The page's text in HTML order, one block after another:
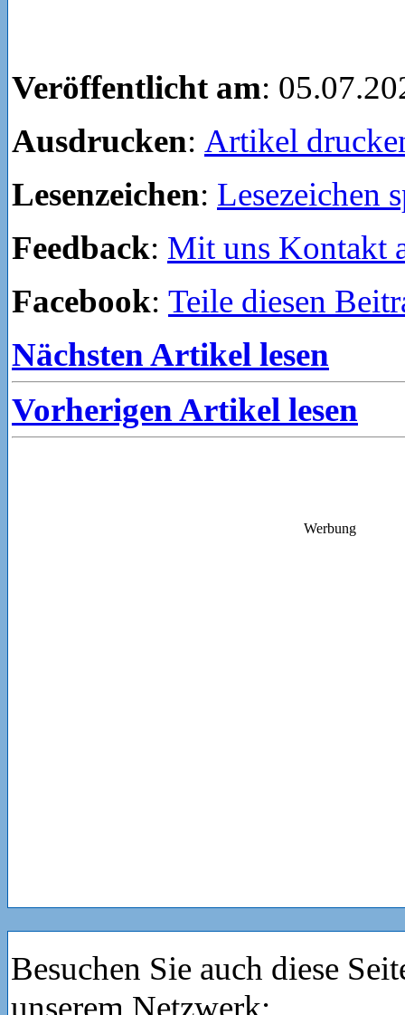
Veröffentlicht am:
Ausdrucken: Artikel
Lesenzeichen: Lesezeichen
Feedback: Mit uns Kontakt
Facebook: Teile diesen
Nächsten Artikel lesen
Vorherigen Artikel lesen
Werbung
Besuchen Sie auch diese
unserem Netzwerk: